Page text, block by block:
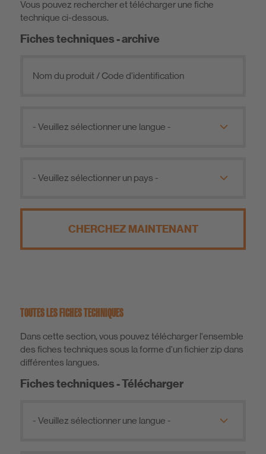
Déclaration des performances
Vous pouvez rechercher et télécharger une fiche
technique ci-dessous.
Fiches techniques - archive
CHERCHEZ MAINTENANT
TOUTES LES FICHES TECHNIQUES
Dans cette section, vous pouvez télécharger l'ensemble
des fiches techniques sous la forme d'un fichier zip dans
différentes langues.
Fiches techniques - Télécharger